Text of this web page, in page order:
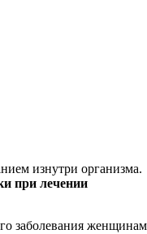
изнутри организма.
при лечении
заболевания женщинам